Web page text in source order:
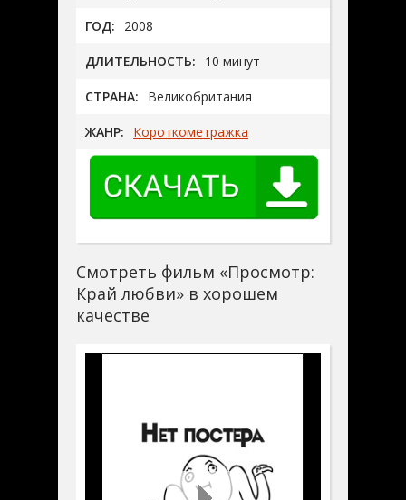
ГОД: 2008
ДЛИТЕЛЬНОСТЬ: 10 минут
СТРАНА: Великобритания
ЖАНР: Короткометражка
Смотреть фильм «Просмотр:
Край любви» в хорошем
качестве